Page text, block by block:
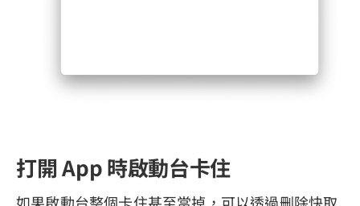
打開 App 時啟動台卡住